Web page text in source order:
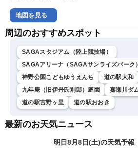
地図を見る
周辺のおすすめスポット
SAGAスタジアム（陸上競技場）
SAGAアリーナ（SAGAサンライズパーク）
神野公園こどもゆうえんち
道の駅大和
九年庵（旧伊丹氏別邸）庭園
嘉瀬川ダ
道の駅吉野ヶ里
道の駅おおき
最新のお天気ニュース
明日8月8日(土)の天気予